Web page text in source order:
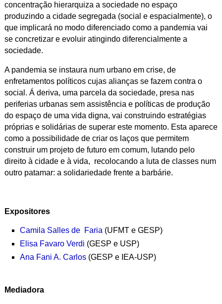
concentração hierarquiza a sociedade no espaço
produzindo a cidade segregada (social e espacialmente), o
que implicará no modo diferenciado como a pandemia vai
se concretizar e evoluir atingindo diferencialmente a
sociedade.
A pandemia se instaura num urbano em crise, de
enfretamentos políticos cujas alianças se fazem contra o
social. Á deriva, uma parcela da sociedade, presa nas
periferias urbanas sem assistência e políticas de produção
do espaço de uma vida digna, vai construindo estratégias
próprias e solidárias de superar este momento. Esta aparece
como a possibilidade de criar os laços que permitem
construir um projeto de futuro em comum, lutando pelo
direito à cidade e à vida, recolocando a luta de classes num
outro patamar: a solidariedade frente a barbárie.
Expositores
Camila Salles de Faria (UFMT e GESP)
Elisa Favaro Verdi (GESP e USP)
Ana Fani A. Carlos (GESP e IEA-USP)
Mediadora